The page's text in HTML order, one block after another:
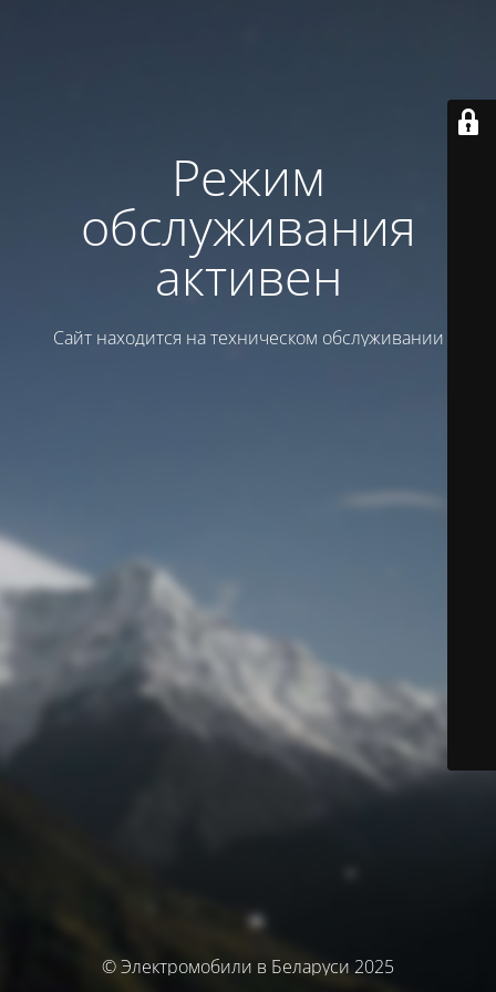
Режим
обслуживания
активен
Сайт находится на техническом обслуживании
© Электромобили в Беларуси 2025